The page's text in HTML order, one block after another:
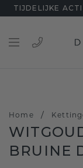
TIJDELIJKE
Home /
BRUINE